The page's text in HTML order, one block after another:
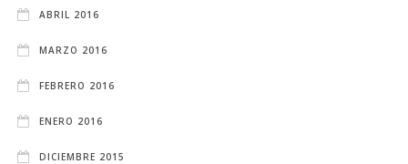
ABRIL 2016
MARZO 2016
FEBRERO 2016
ENERO 2016
DICIEMBRE 2015